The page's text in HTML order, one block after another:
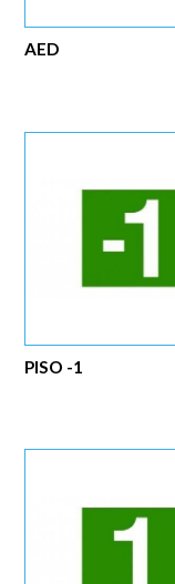
AED
PISO -1